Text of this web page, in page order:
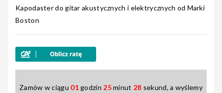
Nagłośnienie
5 1
4
1
Kapodaster do gitar akustycznych i elektrycznych od Marki
Boston
Zamów w ciągu 01 godzin 25minut 28 sekund, a wyślemy